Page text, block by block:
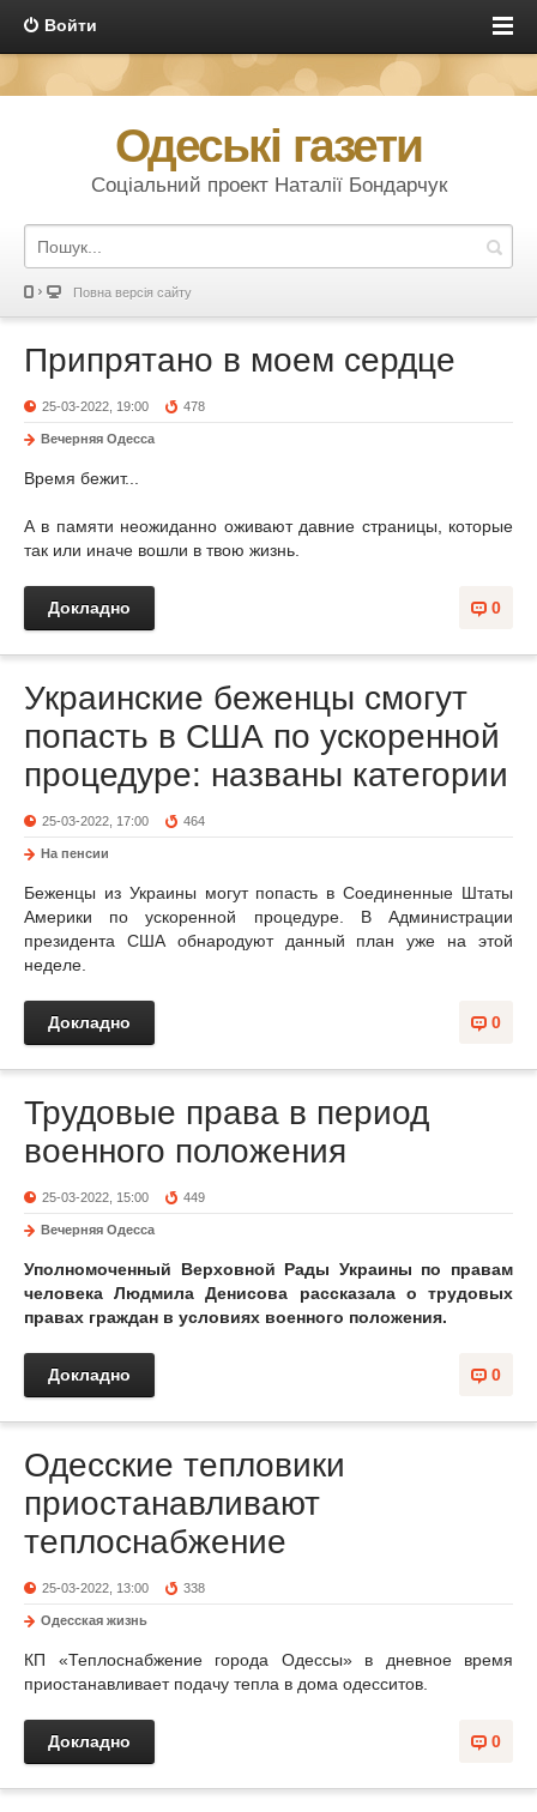
Войти
Одеські газети
Соціальний проект Наталії Бондарчук
Повна версія сайту
Припрятано в моем сердце
25-03-2022, 19:00 478
Вечерняя Одесса
Время бежит...
А в памяти неожиданно оживают давние страницы, которые
так или иначе вошли в твою жизнь.
0
Докладно
Украинские беженцы смогут
попасть в США по ускоренной
процедуре: названы категории
25-03-2022, 17:00 464
На пенсии
Беженцы из Украины могут попасть в Соединенные Штаты
Америки по ускоренной процедуре. В Администрации
президента США обнародуют данный план уже на этой
неделе.
0
Докладно
Трудовые права в период
военного положения
25-03-2022, 15:00 449
Вечерняя Одесса
Уполномоченный Верховной Рады Украины по правам
человека Людмила Денисова рассказала о трудовых
правах граждан в условиях военного положения.
0
Докладно
Одесские тепловики
приостанавливают
теплоснабжение
25-03-2022, 13:00 338
Одесская жизнь
КП «Теплоснабжение города Одессы» в дневное время
приостанавливает подачу тепла в дома одесситов.
0
Докладно